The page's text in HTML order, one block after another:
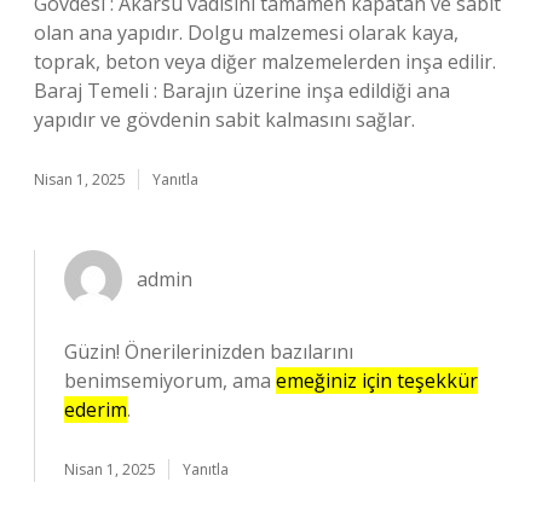
olan ana yapıdır. Dolgu malzemesi olarak kaya,
toprak, beton veya diğer malzemelerden inşa edilir.
Baraj Temeli : Barajın üzerine inşa edildiği ana
yapıdır ve gövdenin sabit kalmasını sağlar.
Nisan 1, 2025 Yanıtla
admin
Güzin! Önerilerinizden bazılarını
benimsemiyorum, ama emeğiniz için teşekkür
ederim.
Nisan 1, 2025 Yanıtla